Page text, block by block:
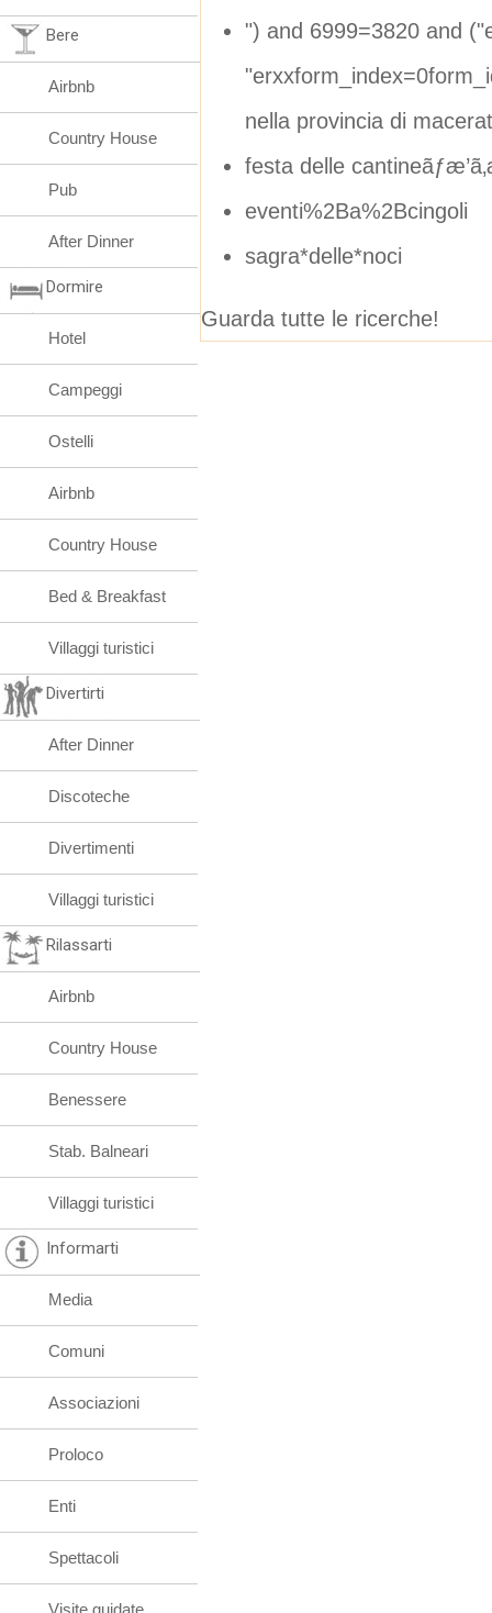
") and 6999=3820 and
nella provincia di
festa delle
eventi%2Ba%2Bcingoli
sagra*delle*noci
Guarda tutte le ricerche!
Bere
Airbnb
Country House
Pub
After Dinner
Dormire
Hotel
Campeggi
Ostelli
Airbnb
Country House
Bed & Breakfast
Villaggi turistici
Divertirti
After Dinner
Discoteche
Divertimenti
Villaggi turistici
Rilassarti
Airbnb
Country House
Benessere
Stab. Balneari
Villaggi turistici
Informarti
Media
Comuni
Associazioni
Proloco
Enti
Spettacoli
Visite guidate